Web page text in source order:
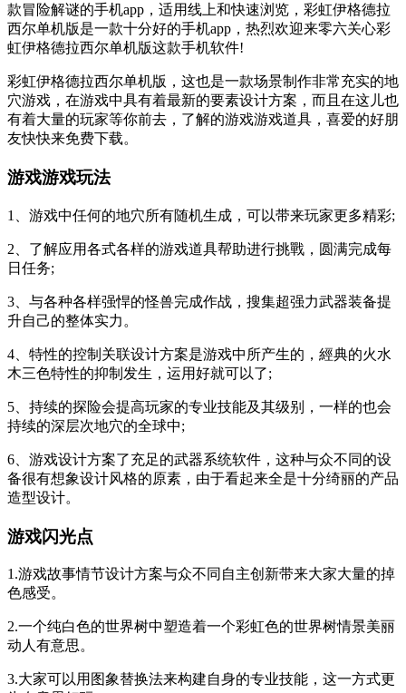
款冒险解谜的手机app，适用线上和快速浏览，彩虹伊格德拉
西尔单机版是一款十分好的手机app，热烈欢迎来零六关心彩
虹伊格德拉西尔单机版这款手机软件!
彩虹伊格德拉西尔单机版，这也是一款场景制作非常充实的地
穴游戏，在游戏中具有着最新的要素设计方案，而且在这儿也
有着大量的玩家等你前去，了解的游戏游戏道具，喜爱的好朋
友快快来免费下载。
游戏游戏玩法
1、游戏中任何的地穴所有随机生成，可以带来玩家更多精彩;
2、了解应用各式各样的游戏道具帮助进行挑戰，圆满完成每
日任务;
3、与各种各样强悍的怪兽完成作战，搜集超强力武器装备提
升自己的整体实力。
4、特性的控制关联设计方案是游戏中所产生的，經典的火水
木三色特性的抑制发生，运用好就可以了;
5、持续的探险会提高玩家的专业技能及其级别，一样的也会
持续的深层次地穴的全球中;
6、游戏设计方案了充足的武器系统软件，这种与众不同的设
备很有想象设计风格的原素，由于看起来全是十分绮丽的产品
造型设计。
游戏闪光点
1.游戏故事情节设计方案与众不同自主创新带来大家大量的掉
色感受。
2.一个纯白色的世界树中塑造着一个彩虹色的世界树情景美丽
动人有意思。
3.大家可以用图象替换法来构建自身的专业技能，这一方式更